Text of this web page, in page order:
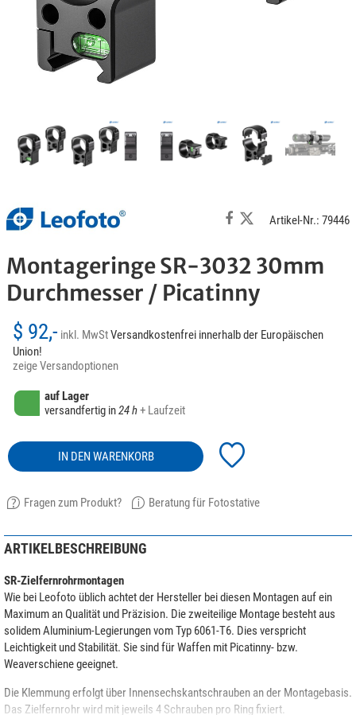
Artikel-Nr.: 79446
Montageringe SR-3032 30mm
Durchmesser / Picatinny
$ 92,- inkl. MwStVersandkostenfrei innerhalb der Europäischen
Union!
zeige Versandoptionen
auf Lager
versandfertig in24 h+ Laufzeit
IN DEN WARENKORB
Fragen zum Produkt? Beratung für Fotostative
ARTIKELBESCHREIBUNG
SR-Zielfernrohrmontagen
Wie bei Leofoto üblich achtet der Hersteller bei diesen Montagen auf ein
Maximum an Qualität und Präzision. Die zweiteilige Montage besteht aus
solidem Aluminium-Legierungen vom Typ 6061-T6. Dies verspricht
Leichtigkeit und Stabilität. Sie sind für Waffen mit Picatinny- bzw.
Weaverschiene geeignet.
Die Klemmung erfolgt über Innensechskantschrauben an der Montagebasis.
Das Zielfernrohr wird mit jeweils 4 Schrauben pro Ring fixiert.